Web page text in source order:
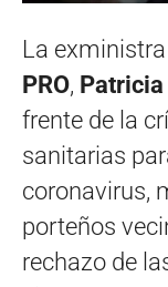
La
PRO,
frente de la
sanitarias
coronavirus,
porteños
rechazo de